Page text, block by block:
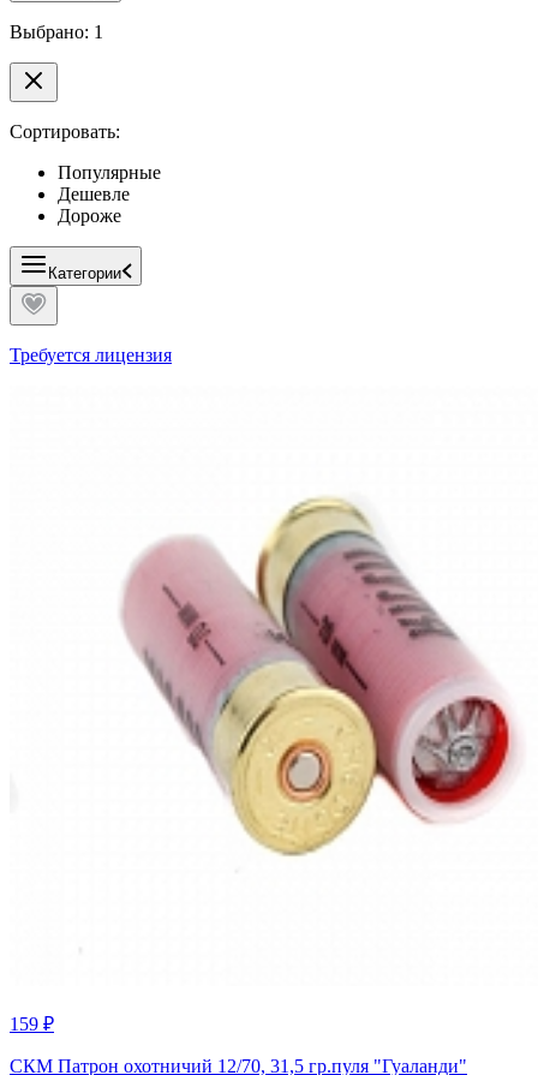
Выбрано: 1
Сортировать:
Популярные
Дешевле
Дороже
Категории
Требуется лицензия
159 ₽
СКМ Патрон охотничий 12/70, 31,5 гр.пуля "Гуаланди"